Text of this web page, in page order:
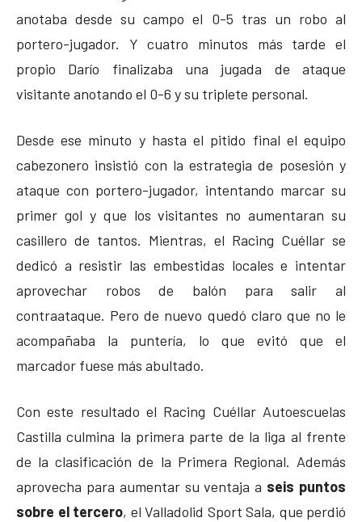
anotaba desde su campo el 0-5 tras un robo al
portero-jugador. Y cuatro minutos más tarde el
propio Darío finalizaba una jugada de ataque
visitante anotando el 0-6 y su triplete personal.
Desde ese minuto y hasta el pitido final el equipo
cabezonero insistió con la estrategia de posesión y
ataque con portero-jugador, intentando marcar su
primer gol y que los visitantes no aumentaran su
casillero de tantos. Mientras, el Racing Cuéllar se
dedicó a resistir las embestidas locales e intentar
aprovechar robos de balón para salir al
contraataque. Pero de nuevo quedó claro que no le
acompañaba la puntería, lo que evitó que el
marcador fuese más abultado.
Con este resultado el Racing Cuéllar Autoescuelas
Castilla culmina la primera parte de la liga al frente
de la clasificación de la Primera Regional. Además
aprovecha para aumentar su ventaja a seis puntos
sobre el tercero, el Valladolid Sport Sala, que perdió